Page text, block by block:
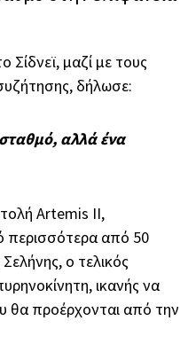
μαζί με τους
δήλωσε:
αλλά ένα
Artemis II,
περισσότερα από 50
ο τελικός
ικανής να
θα προέρχονται από την